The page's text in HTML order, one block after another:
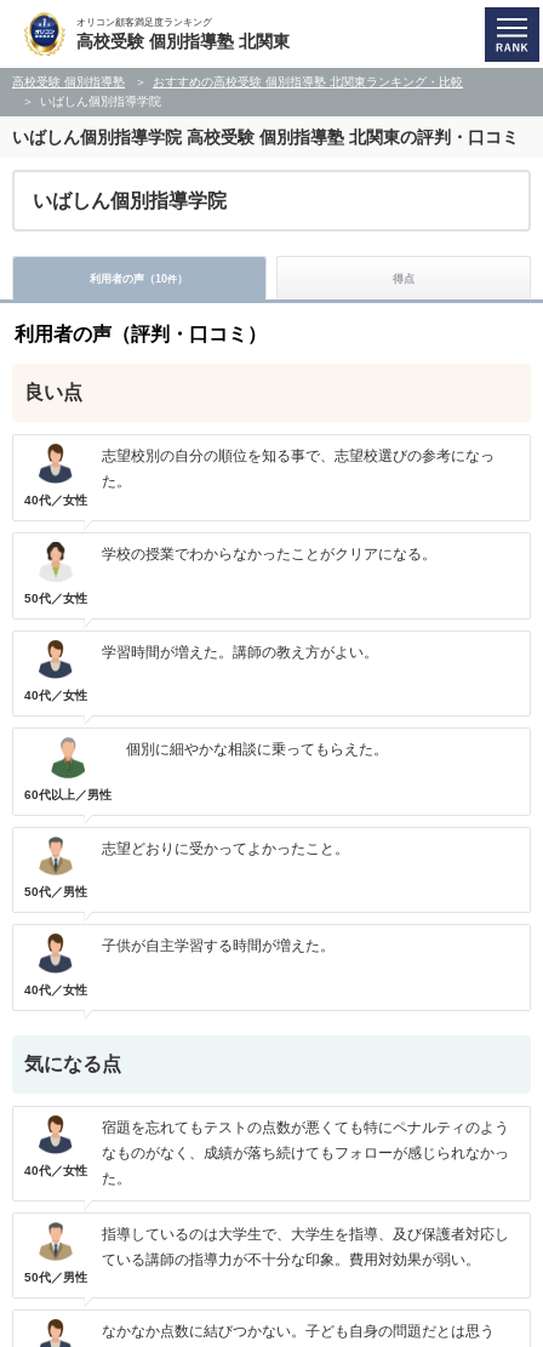
オリコン顧客満足度ランキング
高校受験 個別指導塾 北関東
高校受験 個別指導塾
おすすめの高校受験 個別指導塾 北関東ランキング・比較
いばしん個別指導学院
いばしん個別指導学院 高校受験 個別指導塾 北関東の評判・口コミ
いばしん個別指導学院
利用者の声（10件） 得点
利用者の声（評判・口コミ）
良い点
40代／女性
志望校別の自分の順位を知る事で、志望校選びの参考になっ
た。
50代／女性
学校の授業でわからなかったことがクリアになる。
40代／女性
学習時間が増えた。講師の教え方がよい。
60代以上／男性
個別に細やかな相談に乗ってもらえた。
50代／男性
志望どおりに受かってよかったこと。
40代／女性
子供が自主学習する時間が増えた。
気になる点
40代／女性
宿題を忘れてもテストの点数が悪くても特にペナルティのよう
なものがなく、成績が落ち続けてもフォローが感じられなかっ
た。
50代／男性
指導しているのは大学生で、大学生を指導、及び保護者対応し
ている講師の指導力が不十分な印象。費用対効果が弱い。
なかなか点数に結びつかない。子ども自身の問題だとは思う